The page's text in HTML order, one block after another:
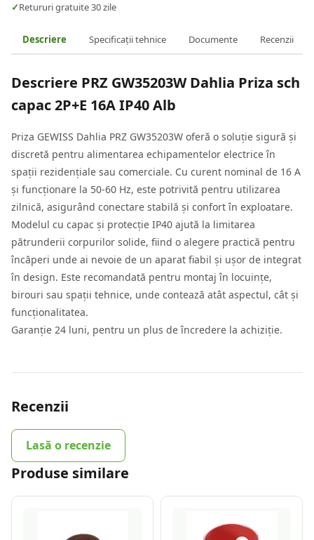
✓Retururi gratuite 30 zile
Descriere Specificații tehnice Documente Recenzii
Descriere PRZ GW35203W Dahlia Priza sch
capac 2P+E 16A IP40 Alb
Priza GEWISS Dahlia PRZ GW35203W oferă o soluție sigură și
discretă pentru alimentarea echipamentelor electrice în
spații rezidențiale sau comerciale. Cu curent nominal de 16 A
și funcționare la 50-60 Hz, este potrivită pentru utilizarea
zilnică, asigurând conectare stabilă și confort în exploatare.
Modelul cu capac și protecție IP40 ajută la limitarea
pătrunderii corpurilor solide, fiind o alegere practică pentru
încăperi unde ai nevoie de un aparat fiabil și ușor de integrat
în design. Este recomandată pentru montaj în locuințe,
birouri sau spații tehnice, unde contează atât aspectul, cât și
funcționalitatea.
Garanție 24 luni, pentru un plus de încredere la achiziție.
Recenzii
Lasă o recenzie
Produse similare